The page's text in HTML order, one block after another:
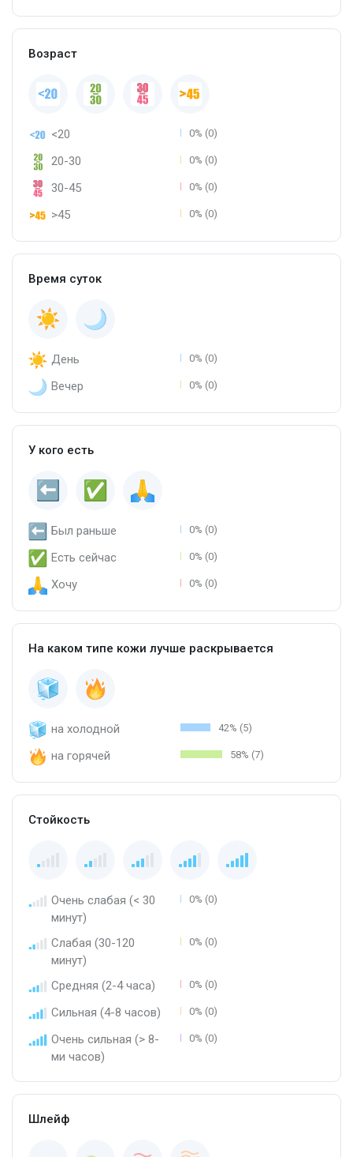
Возраст
<20 0% (0)
20-30 0% (0)
30-45 0% (0)
>45 0% (0)
Время суток
День 0% (0)
Вечер 0% (0)
У кого есть
Был раньше 0% (0)
Есть сейчас 0% (0)
Хочу 0% (0)
На каком типе кожи лучше раскрывается
на холодной 42% (5)
на горячей 58% (7)
Стойкость
Очень слабая (< 30
минут)
0% (0)
Слабая (30-120
минут)
0% (0)
Средняя (2-4 часа) 0% (0)
Сильная (4-8 часов) 0% (0)
Очень сильная (> 8-
ми часов)
0% (0)
Шлейф